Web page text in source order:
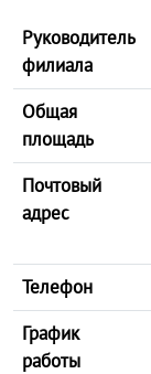
Руководитель
филиала
Общая
площадь
Почтовый
адрес
Телефон
График
работы